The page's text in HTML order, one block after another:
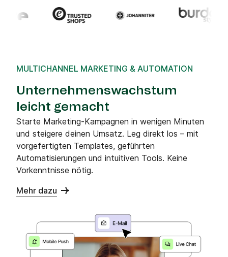
MULTICHANNEL MARKETING & AUTOMATION
Unternehmenswachstum
leicht gemacht
Starte Marketing-Kampagnen in wenigen Minuten
und steigere deinen Umsatz. Leg direkt los – mit
vorgefertigten Templates, geführten
Automatisierungen und intuitiven Tools. Keine
Vorkenntnisse nötig.
Mehr dazu